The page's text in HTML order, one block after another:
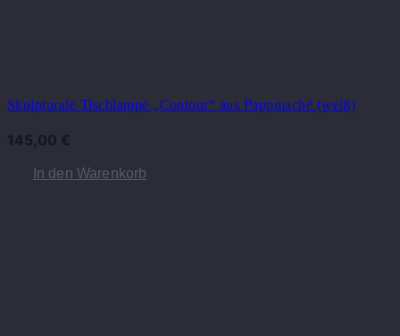
Skulpturale Tischlampe „Contour“ aus Pappmaché (weiß)
145,00 €
In den Warenkorb